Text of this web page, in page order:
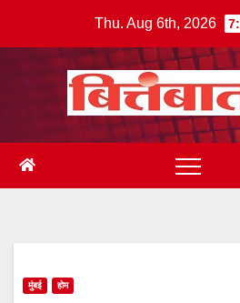
Thu. Aug 6th, 2026
मुंबई होम